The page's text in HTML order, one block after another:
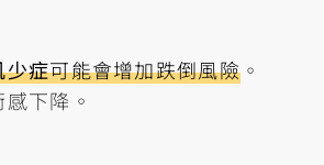
少症可能會增加跌倒風險。
下降。